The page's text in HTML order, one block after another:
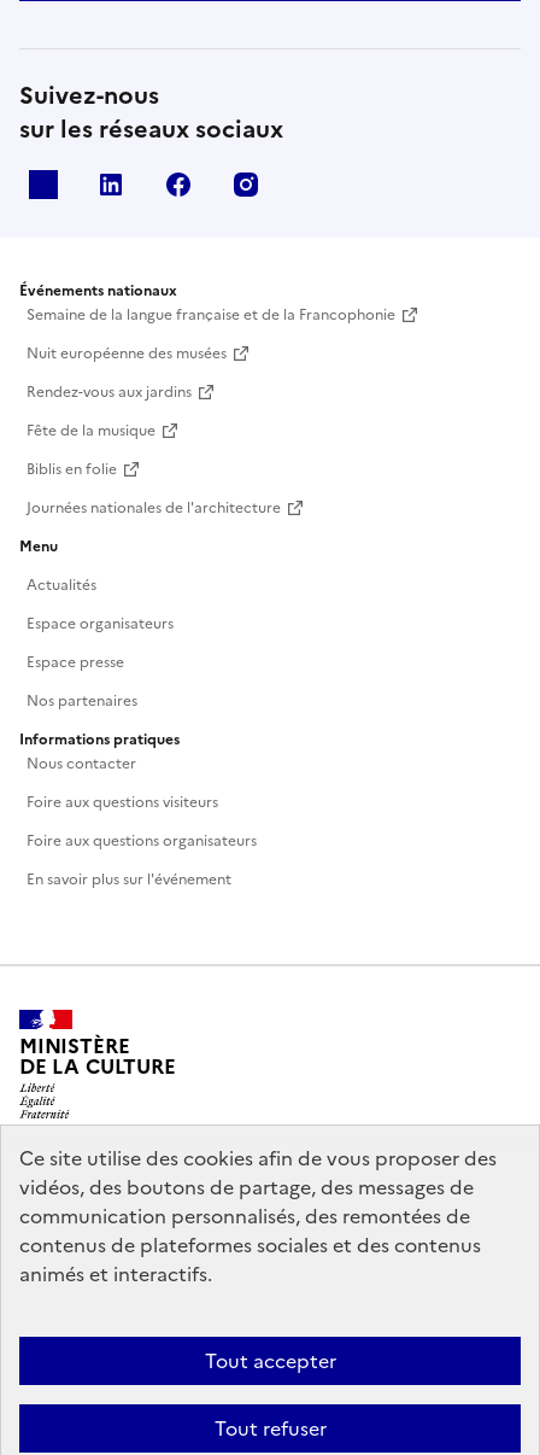
Suivez-nous
sur les réseaux sociaux
Linkedin Facebook
Événements nationaux
Semaine de la langue française et de la Francophonie
Nuit européenne des musées
Rendez-vous aux jardins
Fête de la musique
Biblis en folie
Journées nationales de l'architecture
Menu
Actualités
Espace organisateurs
Espace presse
Nos partenaires
Informations pratiques
Nous contacter
Foire aux questions visiteurs
Foire aux questions organisateurs
En savoir plus sur l'événement
MINISTÈRE
DE LA CULTURE
legifrance.gouv.fr
info.gouv.fr
service-public.gouv.fr
data.gouv.fr
Mentions légales
conforme
Politique d’utilisation des témoins de connexion
Ce site utilise des cookies afin de vous proposer des
vidéos, des boutons de partage, des messages de
communication personnalisés, des remontées de
contenus de plateformes sociales et des contenus
animés et interactifs.
Tout accepter
Tout refuser